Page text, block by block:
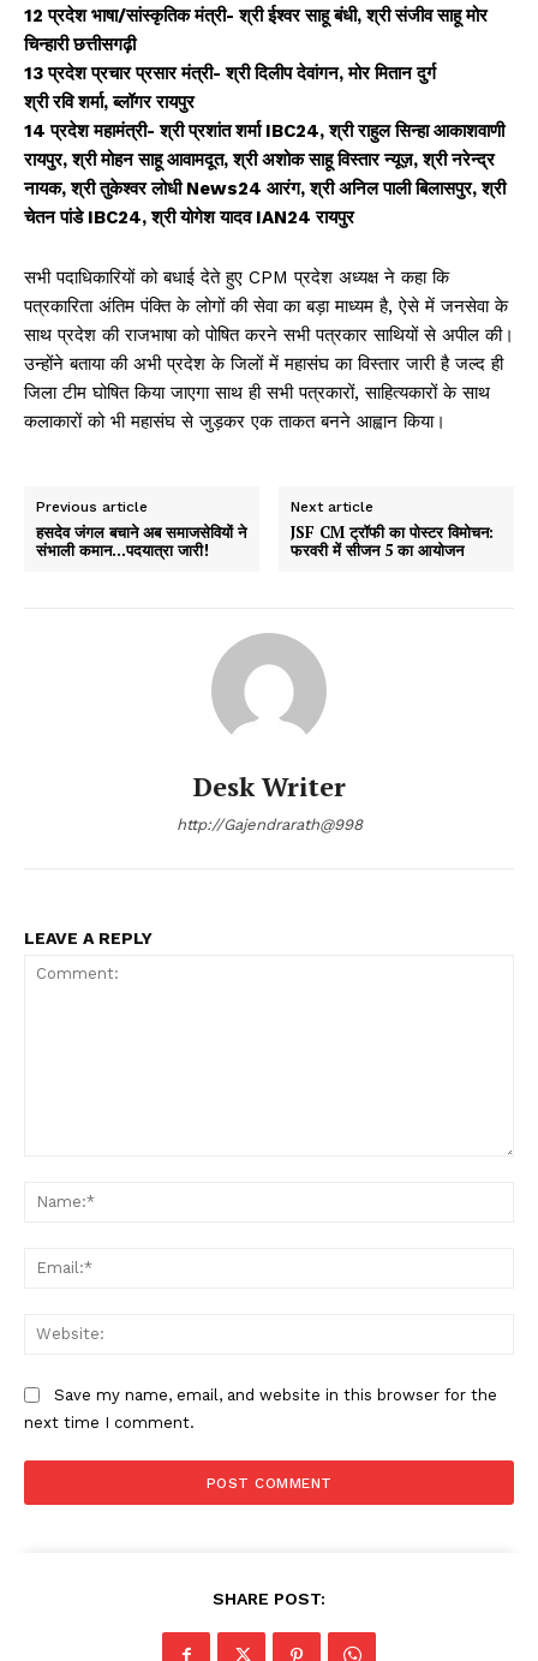
12 प्रदेश भाषा/सांस्कृतिक मंत्री- श्री ईश्वर साहू बंधी, श्री संजीव साहू मोर
चिन्हारी छत्तीसगढ़ी
13 प्रदेश प्रचार प्रसार मंत्री- श्री दिलीप देवांगन, मोर मितान दुर्ग
श्री रवि शर्मा, ब्लॉगर रायपुर
14 प्रदेश महामंत्री- श्री प्रशांत शर्मा IBC24, श्री राहुल सिन्हा आकाशवाणी
रायपुर, श्री मोहन साहू आवामदूत, श्री अशोक साहू विस्तार न्यूज़, श्री नरेन्द्र
नायक, श्री तुकेश्वर लोधी News24 आरंग, श्री अनिल पाली बिलासपुर, श्री
चेतन पांडे IBC24, श्री योगेश यादव IAN24 रायपुर
सभी पदाधिकारियों को बधाई देते हुए CPM प्रदेश अध्यक्ष ने कहा कि
पत्रकारिता अंतिम पंक्ति के लोगों की सेवा का बड़ा माध्यम है, ऐसे में जनसेवा के
साथ प्रदेश की राजभाषा को पोषित करने सभी पत्रकार साथियों से अपील की।
उन्होंने बताया की अभी प्रदेश के जिलों में महासंघ का विस्तार जारी है जल्द ही
जिला टीम घोषित किया जाएगा साथ ही सभी पत्रकारों, साहित्यकारों के साथ
कलाकारों को भी महासंघ से जुड़कर एक ताकत बनने आह्वान किया।
Previous article
हसदेव जंगल बचाने अब समाजसेवियों ने
संभाली कमान…पदयात्रा जारी!
Next article
JSF CM ट्रॉफी का पोस्टर विमोचन:
फरवरी में सीजन 5 का आयोजन
Desk Writer
http://Gajendrarath@998
LEAVE A REPLY
Save my name, email, and website in this browser for the
next time I comment.
SHARE POST: